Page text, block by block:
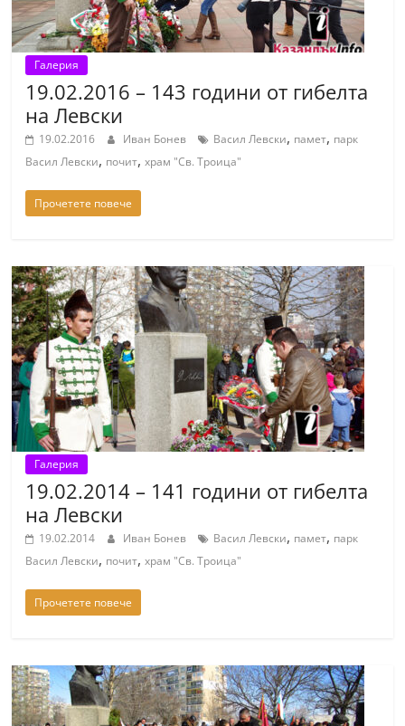
Галерия
19.02.2016 – 143 години от гибелта
на Левски
19.02.2016 Иван Бонев Васил Левски, памет, парк
Васил Левски, почит,храм "Св. Троица"
Прочетете повече
Галерия
19.02.2014 – 141 години от гибелта
на Левски
19.02.2014 Иван Бонев Васил Левски, памет, парк
Васил Левски, почит,храм "Св. Троица"
Прочетете повече